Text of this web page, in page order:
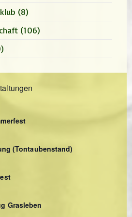
(8)
(106)
(Tontaubenstand)
Grasleben